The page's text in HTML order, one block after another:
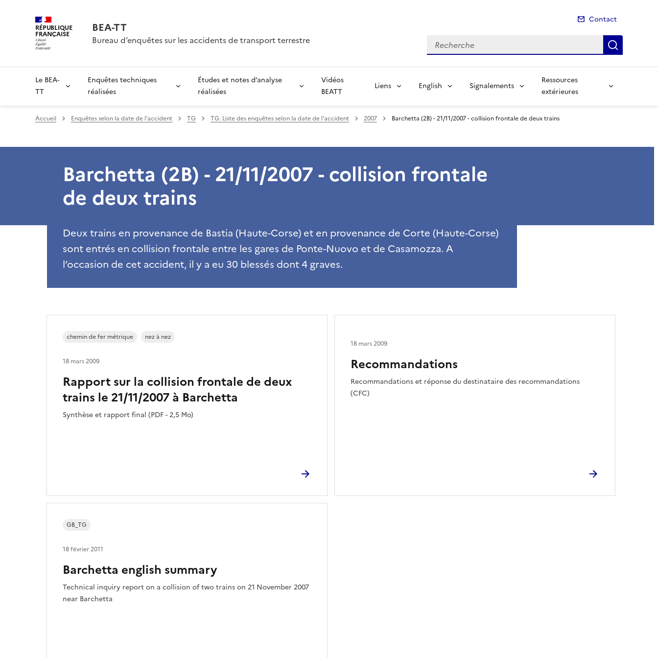
RÉPUBLIQUE
FRANÇAISE BEA-TT
Bureau d’enquêtes sur les accidents de transport terrestre
Contact
Recherche
Le BEA-
TT
Enquêtes techniques
réalisées
Études et notes d’analyse
réalisées
Vidéos
BEATT
Liens English Signalements
Ressources
extérieures
Accueil Enquêtes selon la date de l’accident TG TG. Liste des enquêtes selon la date de l’accident 2007 Barchetta (2B) - 21/11/2007 - collision frontale de deux trains
Barchetta (2B) - 21/11/2007 - collision frontale
de deux trains
Deux trains en provenance de Bastia (Haute-Corse) et en provenance de Corte (Haute-Corse)
sont entrés en collision frontale entre les gares de Ponte-Nuovo et de Casamozza. A
l’occasion de cet accident, il y a eu 30 blessés dont 4 graves.
Rapport sur la collision frontale de deux
trains le 21/11/2007 à Barchetta
Synthèse et rapport final (PDF - 2,5 Mo)
chemin de fer métrique nez à nez
18 mars 2009 Recommandations
Recommandations et réponse du destinataire des recommandations
(CFC)
18 mars 2009
Barchetta english summary
Technical inquiry report on a collision of two trains on 21 November 2007
near Barchetta
GB_TG
18 février 2011